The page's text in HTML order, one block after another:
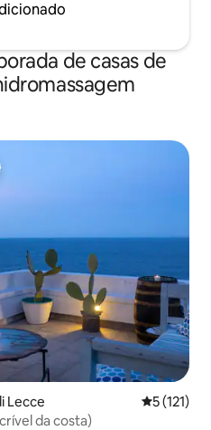
de casas de
dos hóspedes
Lecce 5 de uma
5 (121)
da costa)